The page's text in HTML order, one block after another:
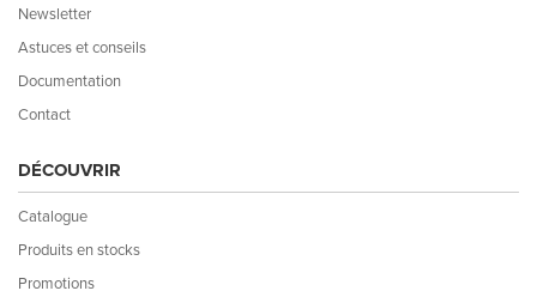
Newsletter
Astuces et conseils
Documentation
Contact
DÉCOUVRIR
Catalogue
Produits en stocks
Promotions